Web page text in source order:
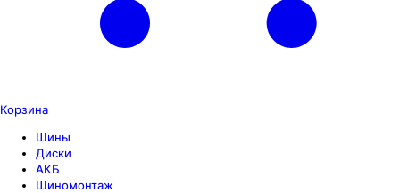
Корзина
Шины
Диски
АКБ
Шиномонтаж